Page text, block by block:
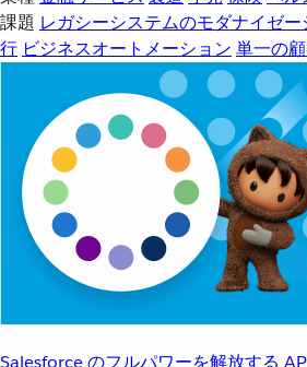
課題 レガシーシステムのモダナイゼー
行 ビジネスオートメーション 単一の
Salesforce のフルパワーを解放する